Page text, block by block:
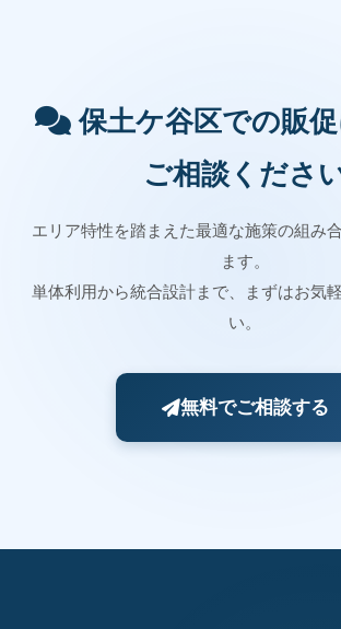
保土ケ谷区での販
ご相談くださ
エリア特性を踏まえた最適な施策の組み
ます。
単体利用から統合設計まで、まずはお気
い。
無料でご相談する